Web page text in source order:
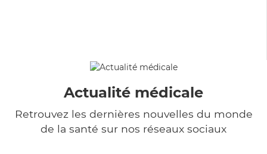
Actualité médicale
Retrouvez les dernières nouvelles du monde
de la santé sur nos réseaux sociaux